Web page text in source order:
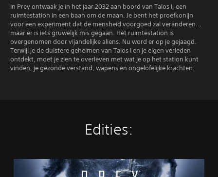
In Prey ontwaak je in het jaar 2032 aan boord van Talos I, een
ruimtestation in een baan om de maan. Je bent het proefkonijn
voor een experiment dat de mensheid voorgoed zal veranderen...
maar er is iets gruwelijk mis gegaan. Het ruimtestation is
overgenomen door vijandelijke aliens. Nu word er op je gejaagd.
Terwijl je de duistere geheimen van Talos I en je eigen verleden
ontdekt, moet je zien te overleven met wat je op het station kunt
vinden, je gezonde verstand, wapens en ongelofelijke krachten.
Edities: